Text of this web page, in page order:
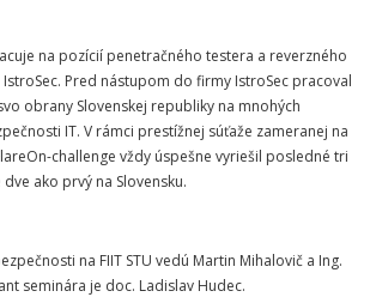
na pozícií penetračného testera a reverzného
Pred nástupom do firmy IstroSec pracoval
obrany Slovenskej republiky na mnohých
IT. V rámci prestížnej súťaže zameranej na
challenge vždy úspešne vyriešil posledné tri
ako prvý na Slovensku.
na FIIT STU vedú Martin Mihalovič a Ing.
seminára je doc. Ladislav Hudec.